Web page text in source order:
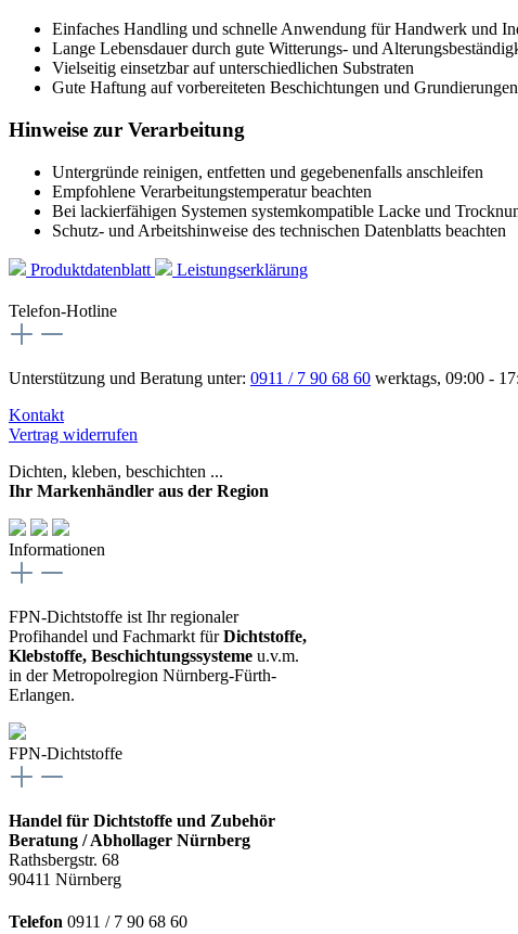
Einfaches Handling und schnelle Anwendung für Handwerk und
Lange Lebensdauer durch gute Witterungs- und
Vielseitig einsetzbar auf unterschiedlichen Substraten
Gute Haftung auf vorbereiteten Beschichtungen und Grundierungen
Hinweise zur Verarbeitung
Untergründe reinigen, entfetten und gegebenenfalls anschleifen
Empfohlene Verarbeitungstemperatur beachten
Bei lackierfähigen Systemen systemkompatible Lacke und
Schutz- und Arbeitshinweise des technischen Datenblatts beachten
Produktdatenblatt Leistungserklärung
Telefon-Hotline
Unterstützung und Beratung unter: 0911 / 7 90 68 60 werktags, 09:00 -
Kontakt
Vertrag widerrufen
Dichten, kleben, beschichten ...
Ihr Markenhändler aus der Region
Informationen
FPN-Dichtstoffe ist Ihr regionaler
Profihandel und Fachmarkt fürDichtstoffe,
Klebstoffe, Beschichtungssysteme u.v.m.
in der Metropolregion Nürnberg-Fürth-
Erlangen.
FPN-Dichtstoffe
Handel für Dichtstoffe und Zubehör
Beratung / Abhollager Nürnberg
Rathsbergstr. 68
90411 Nürnberg
Telefon 0911 / 7 90 68 60